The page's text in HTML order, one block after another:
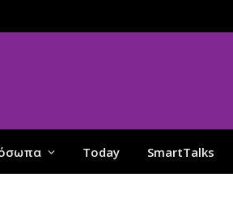
Today SmartTalks